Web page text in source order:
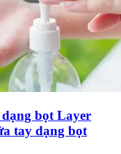
bọt Layer
tay dạng bọt